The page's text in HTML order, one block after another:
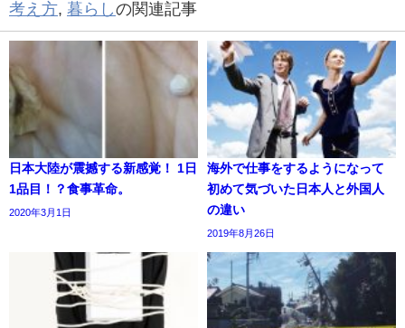
考え方, 暮らしの関連記事
日本大陸が震撼する新感覚！ 1日
1品目！？食事革命。
2020年3月1日
海外で仕事をするようになって
初めて気づいた日本人と外国人
の違い
2019年8月26日